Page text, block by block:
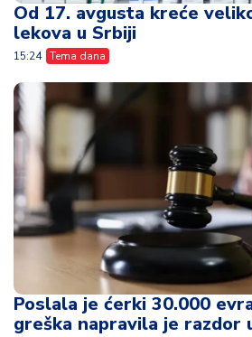
Od 17. avgusta kreće
lekova u Srbiji
15:24 Tema dana
Poslala je ćerki 30.000
greška napravila je razdor